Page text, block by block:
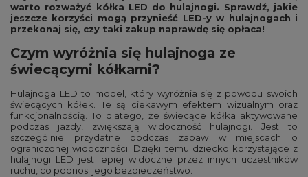
warto rozważyć kółka LED do hulajnogi. Sprawdź, jakie
jeszcze korzyści mogą przynieść LED-y w hulajnogach i
przekonaj się, czy taki zakup naprawdę się opłaca!
Czym wyróżnia się hulajnoga ze
świecącymi kółkami?
Hulajnoga LED to model, który wyróżnia się z powodu swoich
świecących kółek. Te są ciekawym efektem wizualnym oraz
funkcjonalnością. To dlatego, że świecące kółka aktywowane
podczas jazdy, zwiększają widoczność hulajnogi. Jest to
szczególnie przydatne podczas zabaw w miejscach o
ograniczonej widoczności. Dzięki temu dziecko korzystające z
hulajnogi LED jest lepiej widoczne przez innych uczestników
ruchu, co podnosi jego bezpieczeństwo.